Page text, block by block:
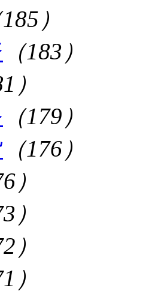
185）
（183）
）
（179）
（176）
）
）
）
）